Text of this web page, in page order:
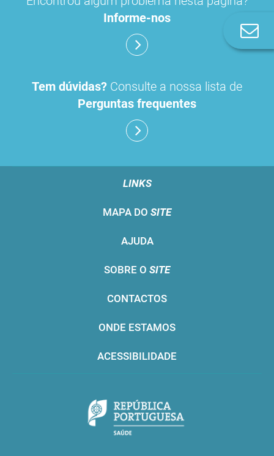
Informe-nos
Tem dúvidas? Consulte a nossa lista de
Perguntas frequentes
LINKS
MAPA DO SITE
AJUDA
SOBRE O SITE
CONTACTOS
ONDE ESTAMOS
ACESSIBILIDADE